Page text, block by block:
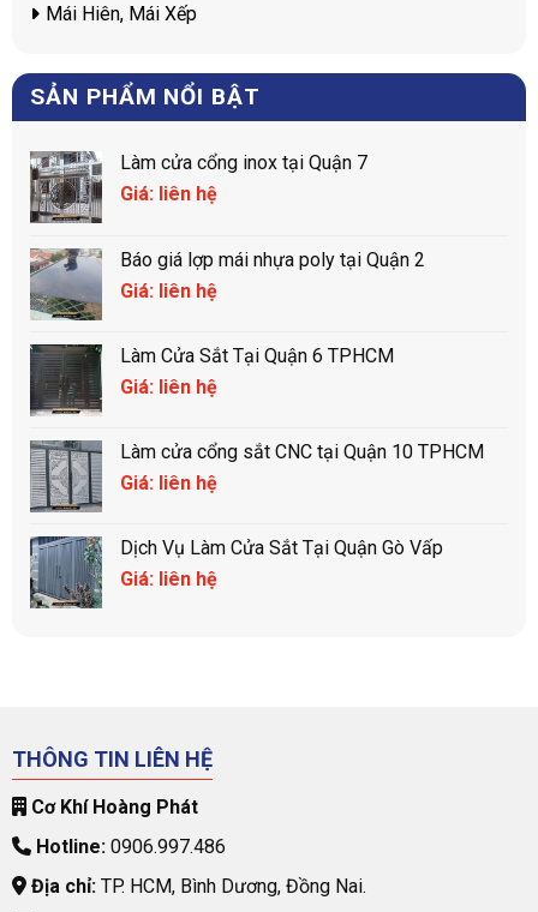
Mái Hiên, Mái Xếp
SẢN PHẨM NỔI BẬT
Làm cửa cổng inox tại Quận 7
Giá: liên hệ
Báo giá lợp mái nhựa poly tại Quận 2
Giá: liên hệ
Làm Cửa Sắt Tại Quận 6 TPHCM
Giá: liên hệ
Làm cửa cổng sắt CNC tại Quận 10 TPHCM
Giá: liên hệ
Dịch Vụ Làm Cửa Sắt Tại Quận Gò Vấp
Giá: liên hệ
THÔNG TIN LIÊN HỆ
Cơ Khí Hoàng Phát
Hotline:0906.997.486
Địa chỉ:TP. HCM, Bình Dương, Đồng Nai.